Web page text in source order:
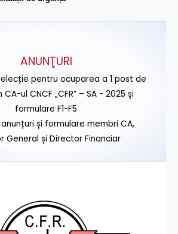
ANUNŢURI
pentru ocuparea a 1 post de
ul CNCF „CFR” – SA - 2025 și
formulare F1-F5
și formulare membri CA,
General și Director Financiar